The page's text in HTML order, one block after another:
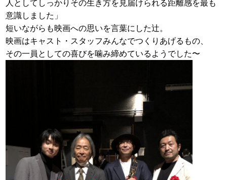
人としてしっかりその生き方を見届けられる距離感を最も
意識しました」
短いながらも映画への思いを言葉にした辻。
映画はキャスト・スタッフみんなでつくりあげるもの、
その一員としての喜びを噛み締めているようでした〜